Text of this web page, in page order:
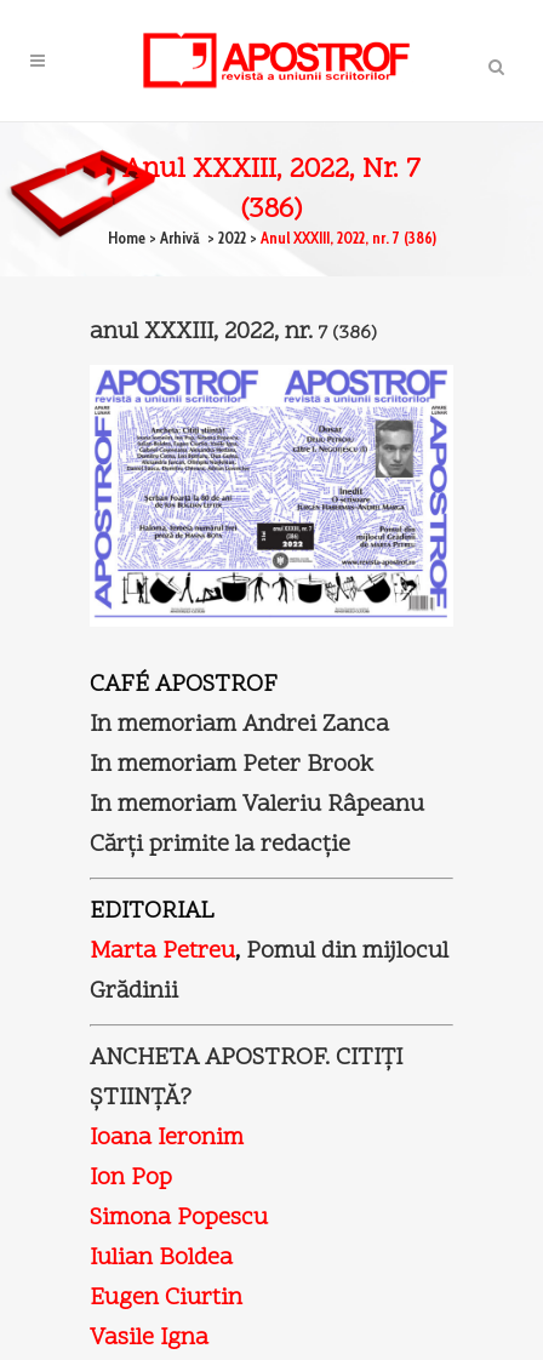
Anul XXXIII, 2022, Nr. 7
(386)
Home> Arhivă > 2022> Anul XXXIII, 2022, nr. 7 (386)
anul XXXIII, 2022, nr. 7(386)
CAFÉ APOSTROF
In memoriam Andrei Zanca
In memoriam Peter Brook
In memoriam Valeriu Râpeanu
Cărţi primite la redacţie
EDITORIAL
Marta Petreu, Pomul din mijlocul
Grădinii
ANCHETA APOSTROF. CITIŢI
ŞTIINŢĂ?
Ioana Ieronim
Ion Pop
Simona Popescu
Iulian Boldea
Eugen Ciurtin
Vasile Igna